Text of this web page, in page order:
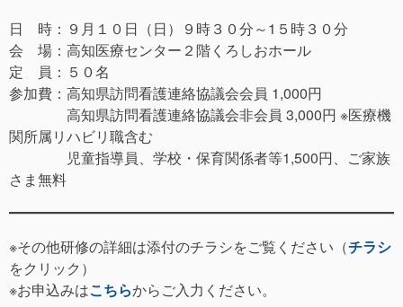
日 時：９月１０日（日）９時３０分～1５時３０分
会 場：高知医療センター２階くろしおホール
定 員：５０名
参加費：高知県訪問看護連絡協議会会員 1,000円
高知県訪問看護連絡協議会非会員 3,000円 ※医療機
関所属リハビリ職含む
児童指導員、学校・保育関係者等1,500円、ご家族
さま無料
※その他研修の詳細は添付のチラシをご覧ください（チラシ
をクリック）
※お申込みはこちらからご入力ください。